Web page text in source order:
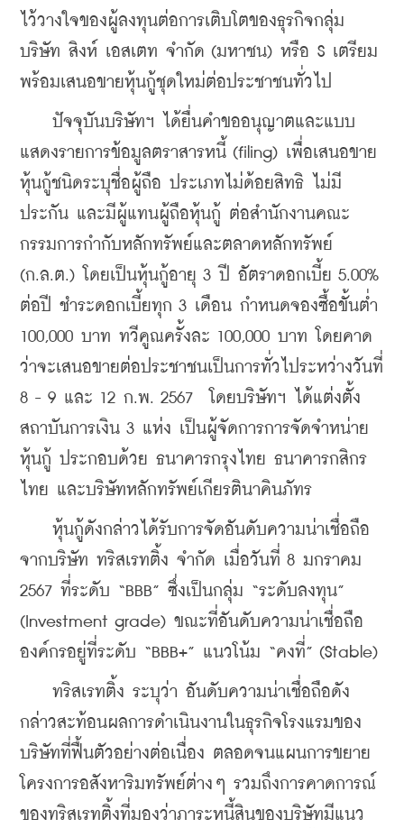
ไว้วางใจของผู้ลงทุนต่อการเติบโตของธุรกิจกลุ่ม
บริษัท สิงห์ เอสเตท จำกัด (มหาชน) หรือ S เตรียม
พร้อมเสนอขายหุ้นกู้ชุดใหม่ต่อประชาชนทั่วไป
ปัจจุบันบริษัทฯ ได้ยื่นคำขออนุญาตและแบบ
แสดงรายการข้อมูลตราสารหนี้ (filing) เพื่อเสนอขาย
หุ้นกู้ชนิดระบุชื่อผู้ถือ ประเภทไม่ด้อยสิทธิ ไม่มี
ประกัน และมีผู้แทนผู้ถือหุ้นกู้ ต่อสำนักงานคณะ
กรรมการกำกับหลักทรัพย์และตลาดหลักทรัพย์
(ก.ล.ต.) โดยเป็นหุ้นกู้อายุ 3 ปี อัตราดอกเบี้ย 5.00%
ต่อปี ชำระดอกเบี้ยทุก 3 เดือน กำหนดจองซื้อขั้นต่ำ
100,000 บาท ทวีคูณครั้งละ 100,000 บาท โดยคาด
ว่าจะเสนอขายต่อประชาชนเป็นการทั่วไประหว่างวันที่
8 - 9 และ 12 ก.พ. 2567  โดยบริษัทฯ ได้แต่งตั้ง
สถาบันการเงิน 3 แห่ง เป็นผู้จัดการการจัดจำหน่าย
หุ้นกู้ ประกอบด้วย ธนาคารกรุงไทย ธนาคารกสิกร
ไทย และบริษัทหลักทรัพย์เกียรตินาคินภัทร
หุ้นกู้ดังกล่าวได้รับการจัดอันดับความน่าเชื่อถือ
จากบริษัท ทริสเรทติ้ง จำกัด เมื่อวันที่ 8 มกราคม
2567 ที่ระดับ “BBB” ซึ่งเป็นกลุ่ม “ระดับลงทุน”
(Investment grade) ขณะที่อันดับความน่าเชื่อถือ
องค์กรอยู่ที่ระดับ “BBB+” แนวโน้ม “คงที่” (Stable)
ทริสเรทติ้ง ระบุว่า อันดับความน่าเชื่อถือดัง
กล่าวสะท้อนผลการดำเนินงานในธุรกิจโรงแรมของ
บริษัทที่ฟื้นตัวอย่างต่อเนื่อง ตลอดจนแผนการขยาย
โครงการอสังหาริมทรัพย์ต่างๆ รวมถึงการคาดการณ์
ของทริสเรทติ้งที่มองว่าภาระหนี้สินของบริษัทมีแนว